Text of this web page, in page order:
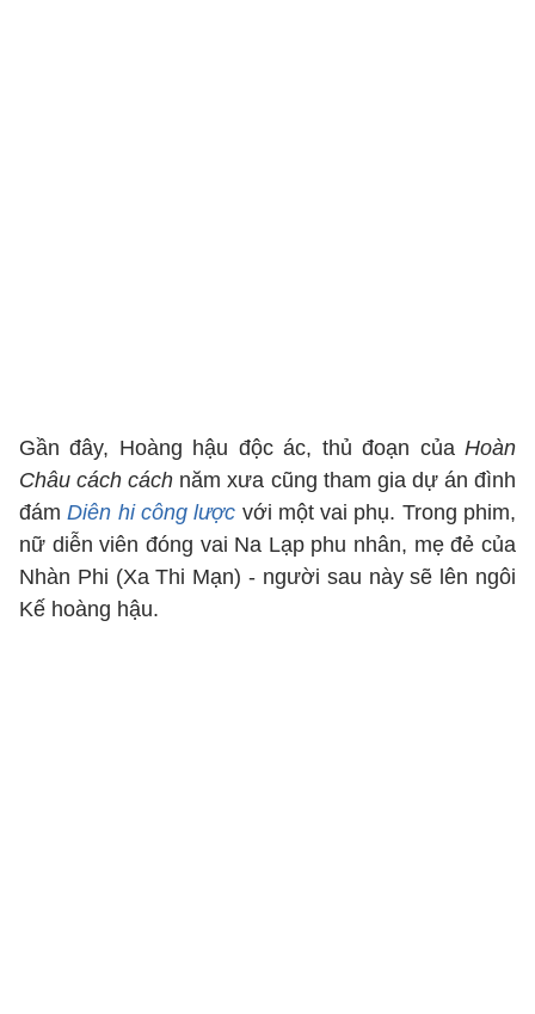
Gần đây, Hoàng hậu độc ác, thủ đoạn của Hoàn
Châu cách cách năm xưa cũng tham gia dự án đình
đámDiên hi công lược với một vai phụ. Trong phim,
nữ diễn viên đóng vai Na Lạp phu nhân, mẹ đẻ của
Nhàn Phi (Xa Thi Mạn) - người sau này sẽ lên ngôi
Kế hoàng hậu.